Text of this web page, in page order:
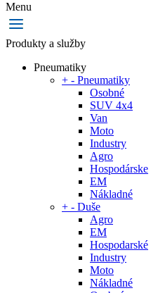
Menu
Produkty a služby
Pneumatiky
+ - Pneumatiky
Osobné
SUV 4x4
Van
Moto
Industry
Agro
Hospodárske
EM
Nákladné
+ - Duše
Agro
EM
Hospodarské
Industry
Moto
Nákladné